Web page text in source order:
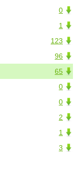
0
1
123
96
65
0
0
2
1
3